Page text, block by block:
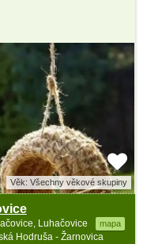
Věk: Všechny věkové skupiny
Luhačovice mapa
Hodruša - Žarnovica